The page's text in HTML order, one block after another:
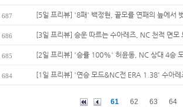
687 [5일 프리뷰] '8패' 백정현, 끝모를 연패의 늪에서
686 [3일 프리뷰] 승운 따르는 수아레즈, NC 천적 면모
685 [2일 프리뷰] '승률 100%' 허윤동, NC 상대 4승
684 [1일 프리뷰] '연승 모드&NC전 ERA 1.38' 수아레
61 62 63 64